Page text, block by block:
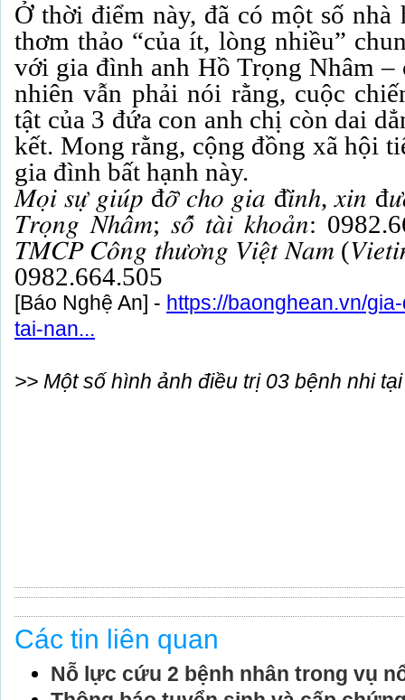
Ở thời điểm này, đã có một số
thơm thảo “của ít, lòng nhiều”
với gia đình anh Hồ Trọng Nhâm
nhiên vẫn phải nói rằng, cuộc
tật của 3 đứa con anh chị còn dai
kết. Mong rằng, cộng đồng xã hội
gia đình bất hạnh này.
𝑀𝑜̣𝑖 𝑠𝑢̛̣ 𝑔𝑖𝑢́𝑝 đ𝑜̛̃ 𝑐ℎ𝑜 𝑔𝑖𝑎 đ𝑖̀𝑛ℎ, 𝑥𝑖𝑛
𝑇𝑟𝑜̣𝑛𝑔 𝑁ℎ𝑎̂𝑚; 𝑠𝑜̂́ 𝑡𝑎̀𝑖 𝑘ℎ𝑜𝑎̉𝑛:
𝑇𝑀𝐶𝑃 𝐶𝑜̂𝑛𝑔 𝑡ℎ𝑢̛𝑜̛𝑛𝑔 𝑉𝑖𝑒̣̂𝑡 𝑁𝑎𝑚
0982.664.505
[Báo Nghệ An] - https://baonghean.vn/
tai-nan...
>> Một số hình ảnh điều trị 03 bệnh nhi
Các tin liên quan
Nỗ lực cứu 2 bệnh nhân trong vụ